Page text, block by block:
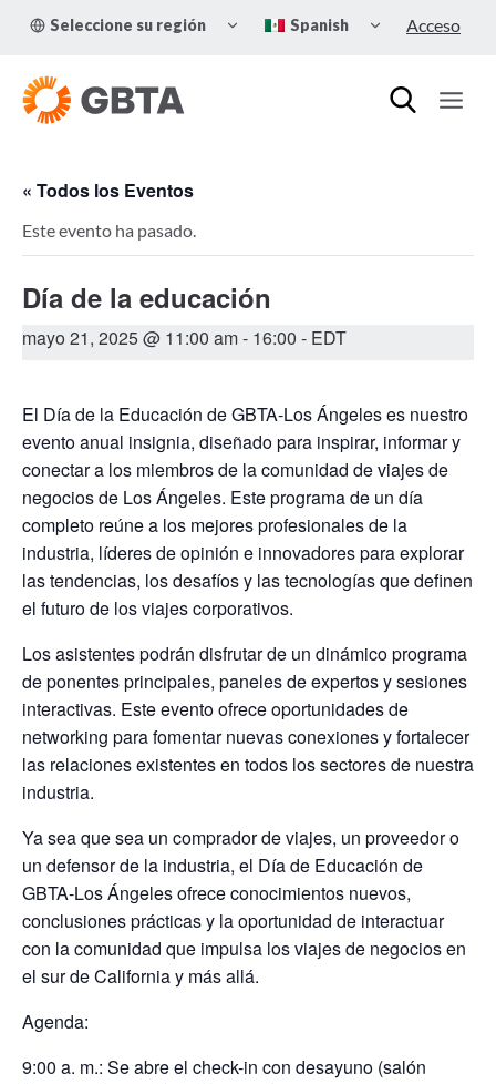
Seleccione su región
TOGGLE
CHILD
Spanish
CHILDAcceso
« Todos los Eventos
Este evento ha pasado.
Día de la educación
mayo 21, 2025 @ 11:00 am- 16:00 - EDT
El Día de la Educación de GBTA-Los Ángeles es nuestro
evento anual insignia, diseñado para inspirar, informar y
conectar a los miembros de la comunidad de viajes de
negocios de Los Ángeles. Este programa de un día
completo reúne a los mejores profesionales de la
industria, líderes de opinión e innovadores para explorar
las tendencias, los desafíos y las tecnologías que definen
el futuro de los viajes corporativos.
Los asistentes podrán disfrutar de un dinámico programa
de ponentes principales, paneles de expertos y sesiones
interactivas. Este evento ofrece oportunidades de
networking para fomentar nuevas conexiones y fortalecer
las relaciones existentes en todos los sectores de nuestra
industria.
Ya sea que sea un comprador de viajes, un proveedor o
un defensor de la industria, el Día de Educación de
GBTA-Los Ángeles ofrece conocimientos nuevos,
conclusiones prácticas y la oportunidad de interactuar
con la comunidad que impulsa los viajes de negocios en
el sur de California y más allá.
Agenda:
9:00 a. m.: Se abre el check-in con desayuno (salón